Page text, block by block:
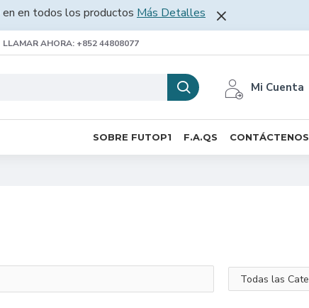
en en todos los productos Más Detalles
LLAMAR AHORA: +852 44808077
Mi Cuenta
SOBRE FUTOP1 F.A.QS CONTÁCTENOS